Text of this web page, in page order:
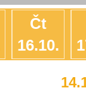
Čt
16.10.